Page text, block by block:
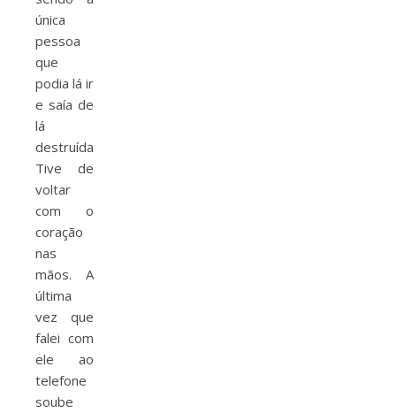
única
pessoa
que
podia lá ir
e saía de
lá
destruída.
Tive de
voltar
com o
coração
nas
mãos. A
última
vez que
falei com
ele ao
telefone
soube